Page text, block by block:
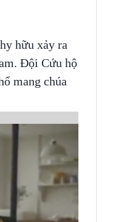
hữu xảy ra
Đội Cứu hộ
mang chúa